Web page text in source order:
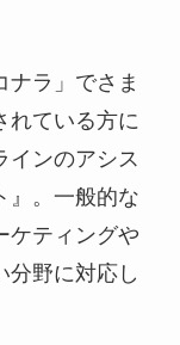
ナラ」でさま
れている方に
インのアシス
』。一般的な
ケティングや
分野に対応し